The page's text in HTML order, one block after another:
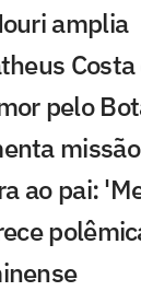
amplia
pelo
ao pai: